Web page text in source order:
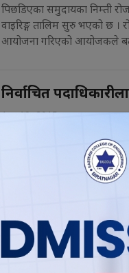
पिछडिएका समुदायका निम्ती
वाइरिङ्ग तालिम सुरु भएको छ ।
आयोजना गरिएको आयोजकले
निर्वाचित
Apr 19, 2015
विराटनगर, नेपाल दशनामी
तथा सदस्यहरुलाई शुत्रबार
काठमाण्डौंमा सम्पन्न
मोरङ दशनामी समाजले
दुर्घटनामा परी २०७१